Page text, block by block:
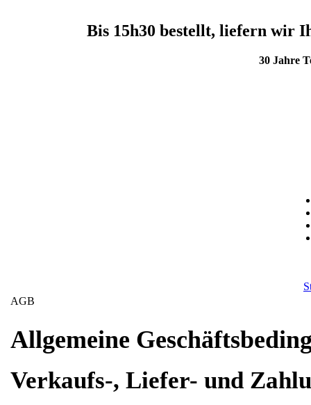
Bis 15h30 bestellt, liefern wir
30 Jahre
AGB
Allgemeine
Verkaufs-, Liefer- und